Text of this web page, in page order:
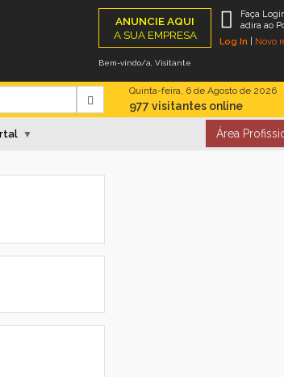
ANUNCIE AQUI
A SUA EMPRESA
Faça
adira ao
Log In
Novo
Bem-vindo/a, Visitante
Quinta-feira, 6 de Agosto de 2026
977 visitantes online
▼ Área